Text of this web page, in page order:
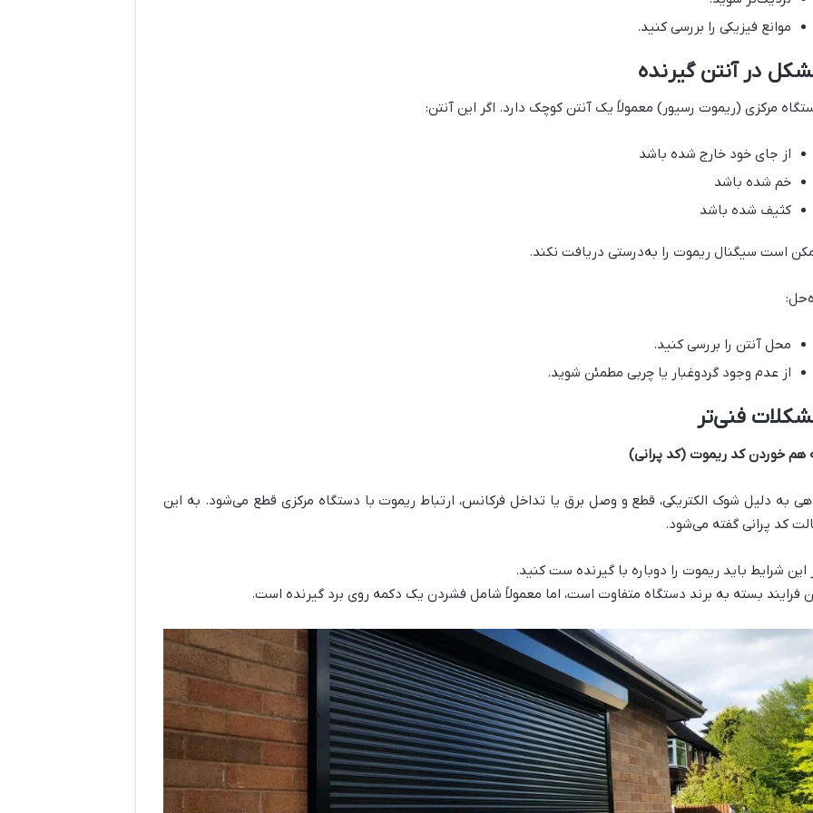
موانع فیزیکی را بررسی کنید.
در آنتن گیرنده
مرکزی (ریموت رسیور) معمولاً یک آنتن کوچک دارد. اگر این آنتن:
از جای خود خارج شده باشد
خم شده باشد
کثیف شده باشد
است سیگنال ریموت را به‌درستی دریافت نکند.
محل آنتن را بررسی کنید.
از عدم وجود گردوغبار یا چربی مطمئن شوید.
فنی‌تر
هم خوردن کد ریموت (کد پرانی)
به دلیل شوک الکتریکی، قطع و وصل برق یا تداخل فرکانس، ارتباط ریموت با دستگاه مرکزی قطع می‌شود. به این
کد پرانی گفته می‌شود.
این شرایط باید ریموت را دوباره با گیرنده ست کنید.
فرایند بسته به برند دستگاه متفاوت است، اما معمولاً شامل فشردن یک دکمه روی برد گیرنده است.